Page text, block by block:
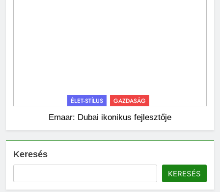
ÉLET-STÍLUS
GAZDASÁG
Emaar: Dubai ikonikus fejlesztője
Keresés
KERESÉS